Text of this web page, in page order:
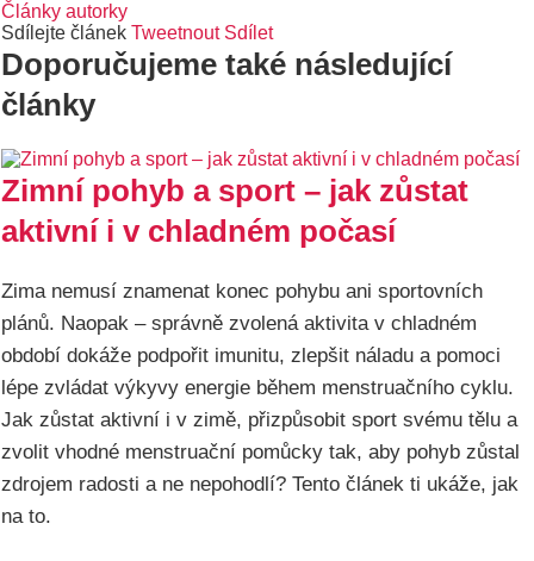
Články autorky
Sdílejte článek Tweetnout Sdílet
Doporučujeme také následující
články
Zimní pohyb a sport – jak zůstat
aktivní i v chladném počasí
Zima nemusí znamenat konec pohybu ani sportovních
plánů. Naopak – správně zvolená aktivita v chladném
období dokáže podpořit imunitu, zlepšit náladu a pomoci
lépe zvládat výkyvy energie během menstruačního cyklu.
Jak zůstat aktivní i v zimě, přizpůsobit sport svému tělu a
zvolit vhodné menstruační pomůcky tak, aby pohyb zůstal
zdrojem radosti a ne nepohodlí? Tento článek ti ukáže, jak
na to.